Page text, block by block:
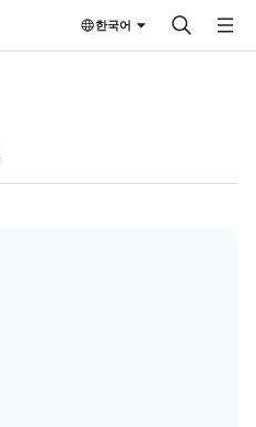
한국어